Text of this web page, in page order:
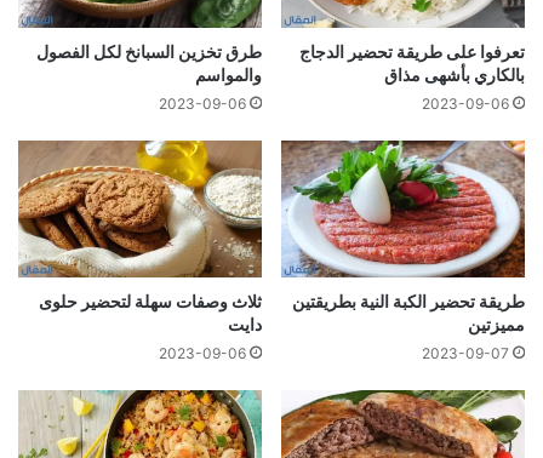
تعرفوا على طريقة تحضير الدجاج
بالكاري بأشهى مذاق
2023-09-06
طرق تخزين السبانخ لكل الفصول
والمواسم
2023-09-06
طريقة تحضير الكبة النية بطريقتين
مميزتين
2023-09-07
ثلاث وصفات سهلة لتحضير حلوى
دايت
2023-09-06